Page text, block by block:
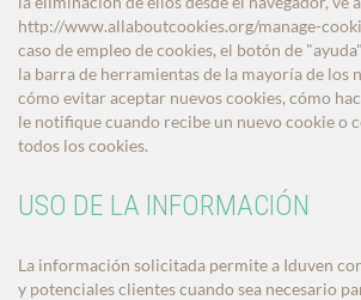
http://www.allaboutcookies.org/manage-
caso de empleo de cookies, el botón de
la barra de herramientas de la mayoría de los
cómo evitar aceptar nuevos cookies, cómo
le notifique cuando recibe un nuevo cookie o
todos los cookies.
USO DE LA INFORMACIÓN
La información solicitada permite a Iduven
y potenciales clientes cuando sea necesario